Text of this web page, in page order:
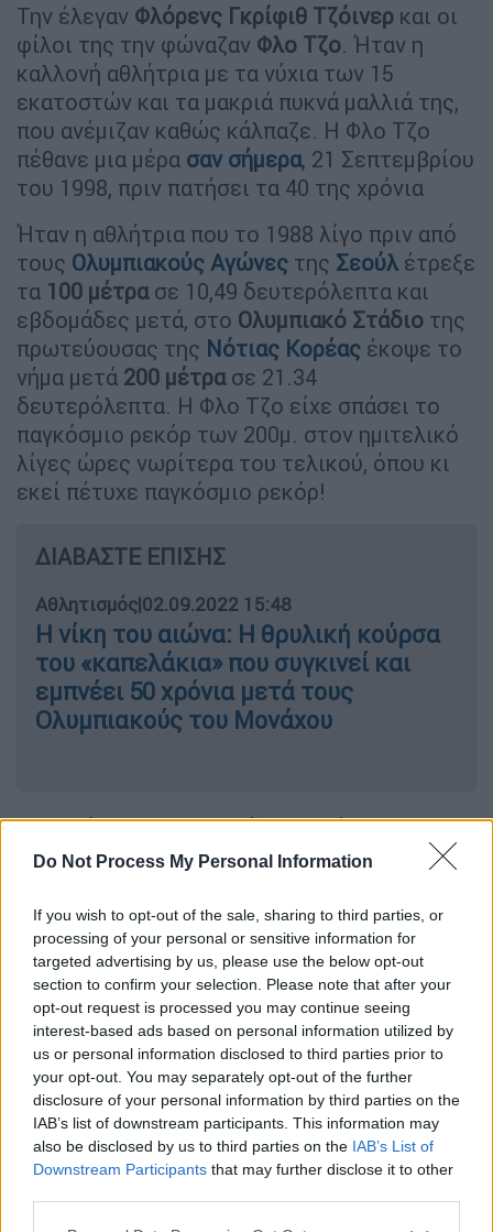
Do Not Process My Personal Information
If you wish to opt-out of the sale, sharing to third parties, or
processing of your personal or sensitive information for
targeted advertising by us, please use the below opt-out
section to confirm your selection. Please note that after your
opt-out request is processed you may continue seeing
interest-based ads based on personal information utilized by
us or personal information disclosed to third parties prior to
your opt-out. You may separately opt-out of the further
disclosure of your personal information by third parties on the
IAB’s list of downstream participants. This information may
also be disclosed by us to third parties on the IAB’s List of
Downstream Participants that may further disclose it to other
Την έλεγαν Φλόρενς Γκρίφιθ Τζόινερ και οι
φίλοι της την φώναζαν Φλο Τζο. Ήταν η
καλλονή αθλήτρια με τα νύχια των 15
εκατοστών και τα μακριά πυκνά μαλλιά της,
που ανέμιζαν καθώς κάλπαζε. Η Φλο Τζο
πέθανε μια μέρα σαν σήμερα, 21 Σεπτεμβρίου
του 1998, πριν πατήσει τα 40 της χρόνια
Ήταν η αθλήτρια που το 1988 λίγο πριν από
τους Ολυμπιακούς Αγώνες της Σεούλ έτρεξε
τα 100 μέτρασε 10,49 δευτερόλεπτα και
εβδομάδες μετά, στο Ολυμπιακό Στάδιο της
πρωτεύουσας της Νότιας Κορέας έκοψε το
νήμα μετά 200 μέτρασε 21.34
δευτερόλεπτα. Η Φλο Τζο είχε σπάσει το
παγκόσμιο ρεκόρ των 200μ. στον ημιτελικό
λίγες ώρες νωρίτερα του τελικού, όπου κι
εκεί πέτυχε παγκόσμιο ρεκόρ!
ΔΙΑΒΑΣΤΕ ΕΠΙΣΗΣ
Αθλητισμός|02.09.2022 15:48
Η νίκη του αιώνα: Η θρυλική κούρσα
του «καπελάκια» που συγκινεί και
εμπνέει 50 χρόνια μετά τους
Ολυμπιακούς του Μονάχου
Τα ρεκόρ της αμερικανίδας σπρίντερ
παραμένουν ακατάρριπτα εδώ και 34 χρόνια!
video
Η Φλόρενς Γκρίφιθ Τζόινερ, ένα βράδυ του
Σεπτέμβρη του 1998 – δέκα χρόνια μετά τα
ασύλληπτα ρεκόρ της – έγειρε να κοιμηθεί